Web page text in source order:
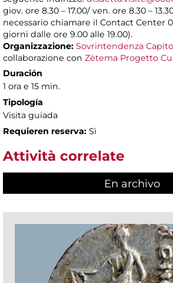
giov. ore 8.30 – 17.00/ ven. ore 8.30 –
necessario chiamare il Contact Center
giorni dalle ore 9.00 alle 19.00).
Organizzazione: Sovrintendenza
collaborazione con Zètema Progetto
Duración
1 ora e 15 min.
Tipología
Visita guiada
Requieren reserva: Sì
Attività correlate
En archivo